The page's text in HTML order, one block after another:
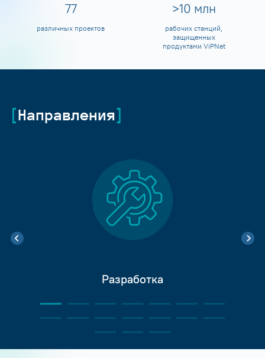
80
различных проектов
>10 млн
рабочих станций,
защищенных
продуктами ViPNet
Направления
Разработка